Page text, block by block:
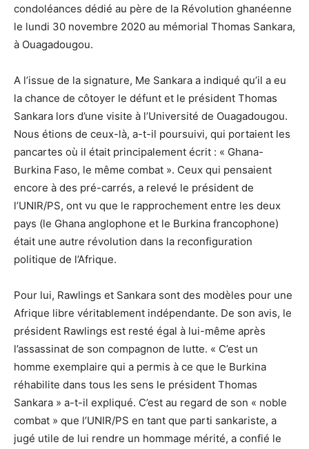
condoléances dédié au père de la Révolution ghanéenne
le lundi 30 novembre 2020 au mémorial Thomas Sankara,
à Ouagadougou.
A l’issue de la signature, Me Sankara a indiqué qu’il a eu
la chance de côtoyer le défunt et le président Thomas
Sankara lors d’une visite à l’Université de Ouagadougou.
Nous étions de ceux-là, a-t-il poursuivi, qui portaient les
pancartes où il était principalement écrit : « Ghana-
Burkina Faso, le même combat ». Ceux qui pensaient
encore à des pré-carrés, a relevé le président de
l’UNIR/PS, ont vu que le rapprochement entre les deux
pays (le Ghana anglophone et le Burkina francophone)
était une autre révolution dans la reconfiguration
politique de l’Afrique.
Pour lui, Rawlings et Sankara sont des modèles pour une
Afrique libre véritablement indépendante. De son avis, le
président Rawlings est resté égal à lui-même après
l’assassinat de son compagnon de lutte. « C’est un
homme exemplaire qui a permis à ce que le Burkina
réhabilite dans tous les sens le président Thomas
Sankara » a-t-il expliqué. C’est au regard de son « noble
combat » que l’UNIR/PS en tant que parti sankariste, a
jugé utile de lui rendre un hommage mérité, a confié le